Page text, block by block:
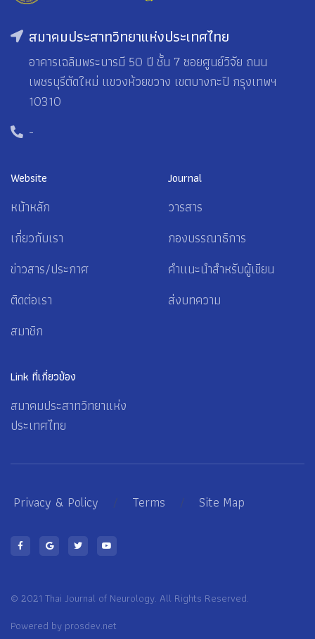
สมาคมประสาทวิทยาแห่งประเทศไทย
อาคารเฉลิมพระบารมี 50 ปี ชั้น 7 ซอยศูนย์วิจัย ถนน
เพชรบุรีตัดใหม่ แขวงห้วยขวาง เขตบางกะปิ กรุงเทพฯ
10310
-
Website
หน้าหลัก
เกี่ยวกับเรา
ข่าวสาร/ประกาศ
ติดต่อเรา
สมาชิก
Journal
วารสาร
กองบรรณาธิการ
คำแนะนำสำหรับผู้เขียน
ส่งบทความ
Link ที่เกี่ยวข้อง
สมาคมประสาทวิทยาแห่ง
ประเทศไทย
Privacy & Policy / Terms / Site Map
© 2021 Thai Journal of Neurology. All Rights Reserved.
Powered by prosdev.net